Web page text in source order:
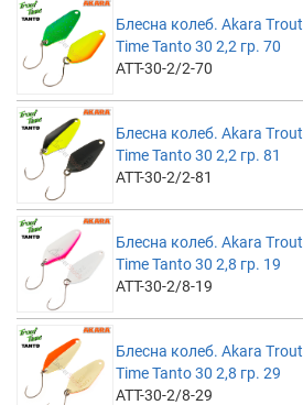
Блесна колеб. Akara Trout
Time Tanto 30 2,2 гр. 70
ATT-30-2/2-70
Блесна колеб. Akara Trout
Time Tanto 30 2,2 гр. 81
ATT-30-2/2-81
Блесна колеб. Akara Trout
Time Tanto 30 2,8 гр. 19
ATT-30-2/8-19
Блесна колеб. Akara Trout
Time Tanto 30 2,8 гр. 29
ATT-30-2/8-29